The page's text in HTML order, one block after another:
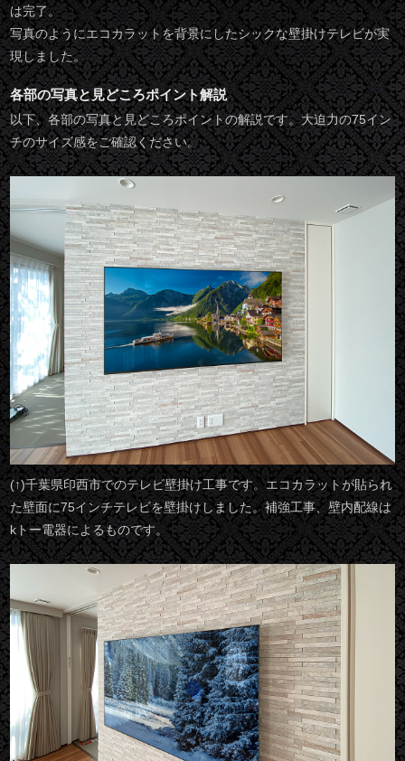
は完了。
写真のようにエコカラットを背景にしたシックな壁掛けテレビが実
現しました。
各部の写真と見どころポイント解説
以下、各部の写真と見どころポイントの解説です。大迫力の75イン
チのサイズ感をご確認ください。
(↑)千葉県印西市でのテレビ壁掛け工事です。エコカラットが貼られ
た壁面に75インチテレビを壁掛けしました。補強工事、壁内配線は
kトー電器によるものです。